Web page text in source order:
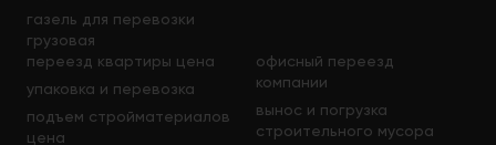
газель для перевозки
грузовая
переезд квартиры цена
упаковка и перевозка
подъем стройматериалов
цена
офисный переезд
компании
вынос и погрузка
строительного мусора